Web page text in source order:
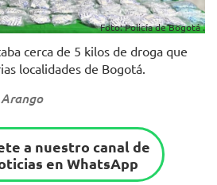
Foto: Policía de Bogotá .
cerca de 5 kilos de droga que
localidades de Bogotá.
a nuestro canal de
en WhatsApp